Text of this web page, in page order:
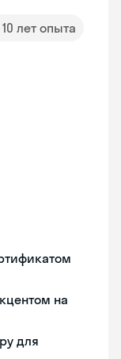
10 лет опыта
на
для